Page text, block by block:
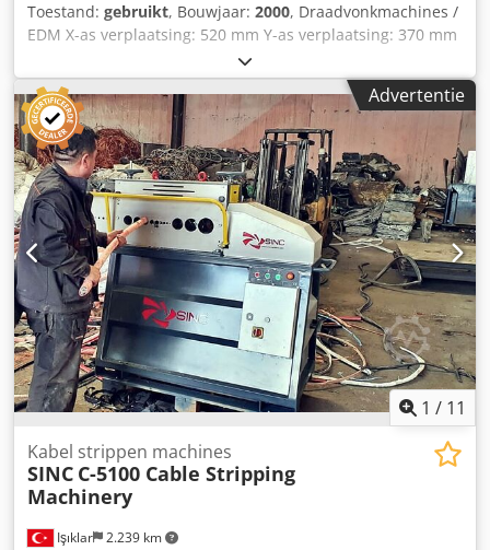
Toestand: gebruikt, Bouwjaar: 2000, Draadvonkmachines /
EDM X-as verplaatsing: 520 mm Y-as verplaatsing: 370 mm
Z-as verplaatsing: 310 mm Max. werkstukgrootte X: 790
mm Max. werkstukgrootte Y: 730 mm Max. werkstukgrootte
Z: 300 mm Max. werkstukgewicht: 1000 kg Tafelafmeting X:
600 mm Tafelafmeting Y: 400 mm Met automatische
draadinvoer U- / V-as: 120 / 120 mm Generator: 45 ampère
Snijden in waterbad Koeler Ideaal voor nauwkeurig EDM-
werk. Volgens de verkoper is de machine vakkundig
gedemonteerd en voortdurend bedrijfszeker
onderhouden. Cjdpfxoyk H Egs An Tjrf
Advertentie
1 / 11
Işıklar 2.239 km
Kabel strippen machines
SINC C-5100 Cable Stripping
Machinery